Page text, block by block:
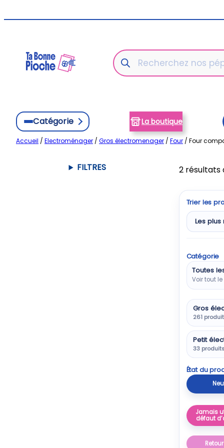
au
Recherche
de
produits
Catégorie La boutique
Accueil / Electroménager / Gros électromenager / Four / Four
FILTRES 2 résultats
Trier les
Catégorie
Toutes
Voir tout
Gros
261
Petit
33
État du
Jamais
défaut